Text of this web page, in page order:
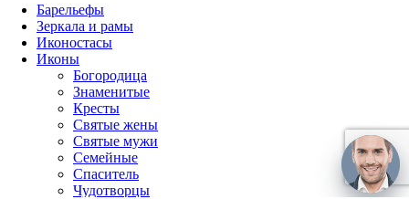
Барельефы
Зеркала и рамы
Иконостасы
Иконы
Богородица
Знаменитые
Кресты
Святые жены
Святые мужи
Семейные
Спаситель
Чудотворцы